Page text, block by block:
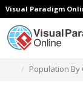
Visual Paradigm
Population By